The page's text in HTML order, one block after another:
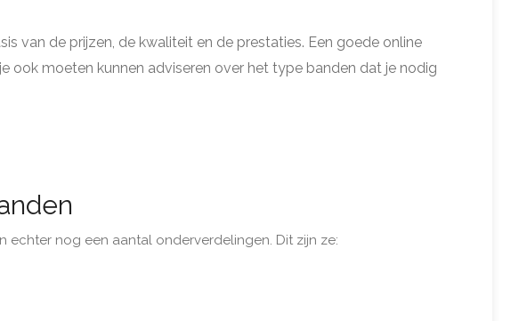
van de prijzen, de kwaliteit en de prestaties. Een goede online
ook moeten kunnen adviseren over het type banden dat je nodig
nog een aantal onderverdelingen. Dit zijn ze: